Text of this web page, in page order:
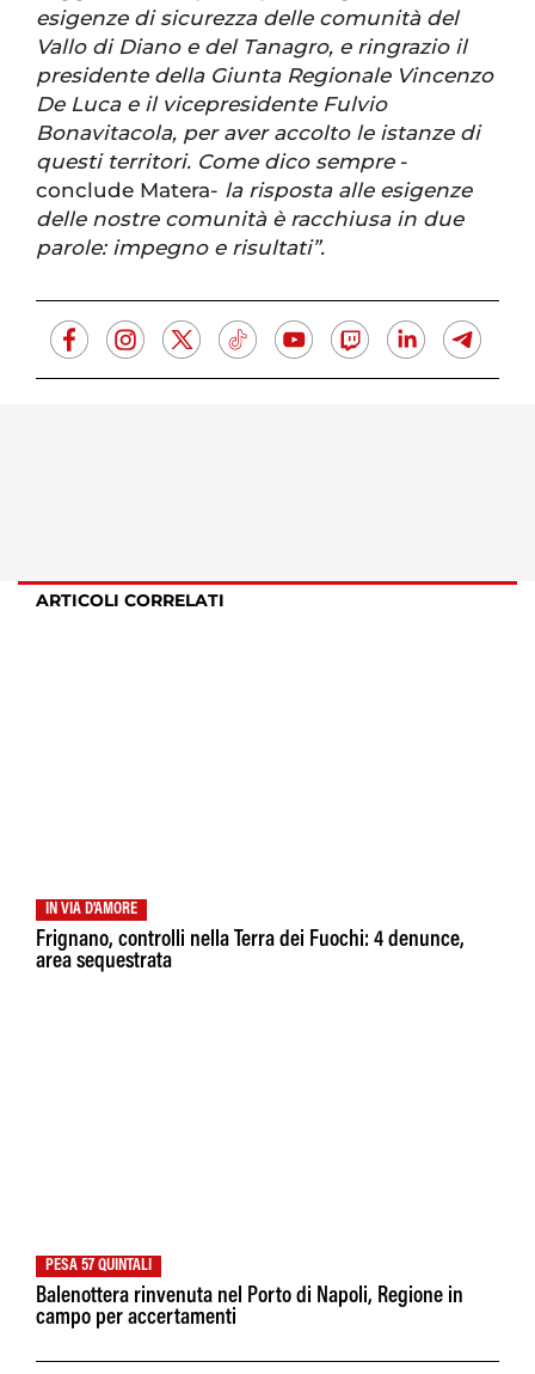
esigenze di sicurezza delle comunità del
Vallo di Diano e del Tanagro, e ringrazio il
presidente della Giunta Regionale Vincenzo
De Luca e il vicepresidente Fulvio
Bonavitacola, per aver accolto le istanze di
questi territori. Come dico sempre-
conclude Matera- la risposta alle esigenze
delle nostre comunità è racchiusa in due
parole: impegno e risultati”.
ARTICOLI CORRELATI
IN VIA D'AMORE
Frignano, controlli nella Terra dei Fuochi: 4 denunce,
area sequestrata
PESA 57 QUINTALI
Balenottera rinvenuta nel Porto di Napoli, Regione in
campo per accertamenti